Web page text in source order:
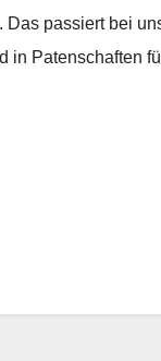
passiert bei
in Patenschaften fü